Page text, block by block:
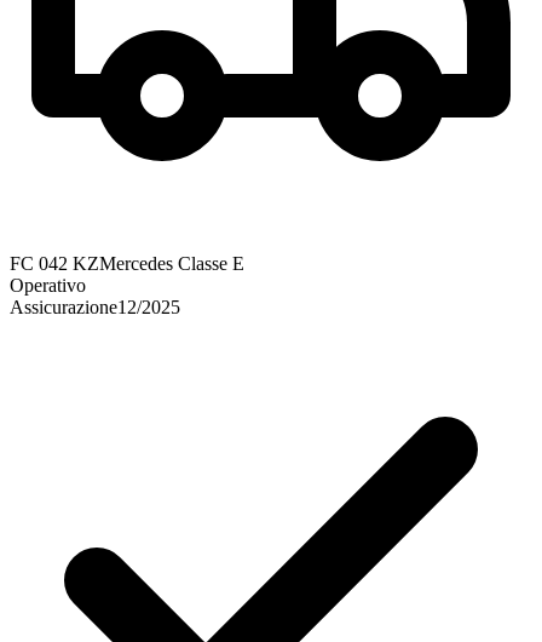
FC 042 KZMercedes Classe E
Operativo
Assicurazione12/2025